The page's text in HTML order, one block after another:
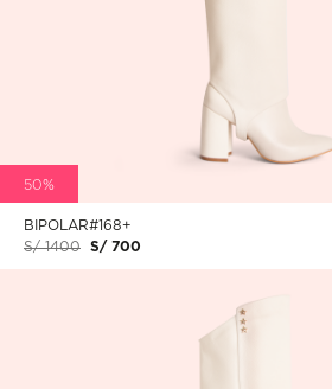
50%
BIPOLAR#168+
S/ 1400
S/ 700